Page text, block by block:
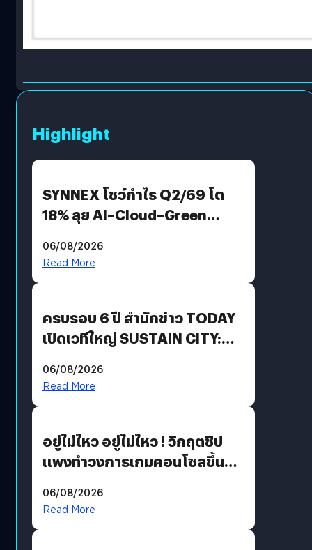
Highlight
SYNNEX โชว์กำไร Q2/69 โต
18% ลุย AI–Cloud–Green
Revenue เร่งเครื่อง New
06/08/2026
Read More
ครบรอบ 6 ปี สำนักข่าว TODAY
เปิดเวทีใหญ่ SUSTAIN CITY:
แนวทางปรับตัวสู่เศรษฐกิจสี
06/08/2026
Read More
อยู่ไม่ไหว อยู่ไม่ไหว ! วิกฤตชิป
แพงทำวงการเกมคอนโซลขึ้น
?
06/08/2026
Read More